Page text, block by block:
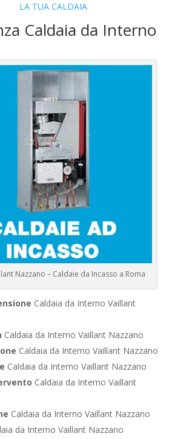
LA TUA CALDAIA
Caldaia da Interno
Nazzano – Caldaie da Incasso a Roma
Caldaia da Interno Vaillant
Caldaia da Interno Vaillant Nazzano
Caldaia da Interno Vaillant Nazzano
Caldaia da Interno Vaillant Nazzano
Caldaia da Interno Vaillant
Caldaia da Interno Vaillant Nazzano
da Interno Vaillant Nazzano